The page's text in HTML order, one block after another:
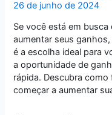
26 de junho de 2024
Se você está em
aumentar seus
é a escolha ideal para
a oportunidade de
rápida. Descubra
começar a aumentar